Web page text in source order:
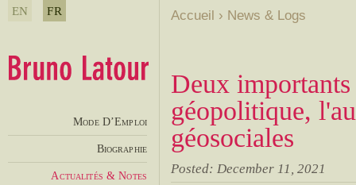
Accueil › News & Logs
Deux
géopolitique,
géosociales
Posted: December 11, 2021
EN FR
Mode D’Emploi
Biographie
Actualités & Notes